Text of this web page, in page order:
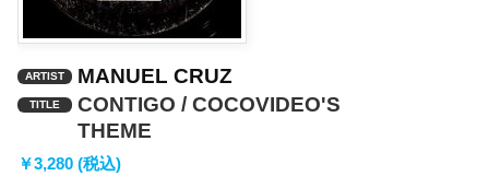
ARTIST MANUEL CRUZ
TITLE
CONTIGO / COCOVIDEO'S
THEME
￥3,280 (税込)